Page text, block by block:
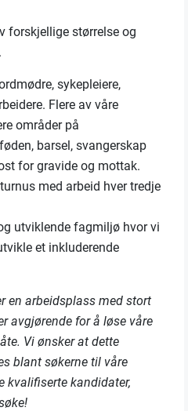
forskjellige størrelse og
sykepleiere,
Flere av våre
områder på
barsel, svangerskap
for gravide og mottak.
med arbeid hver tredje
utviklende fagmiljø hvor vi
et inkluderende
en arbeidsplass med stort
avgjørende for å løse våre
Vi ønsker at dette
blant søkerne til våre
kvalifiserte kandidater,